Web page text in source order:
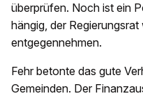
überprüfen. Noch ist ein
hängig, der Regierungsrat
entgegennehmen.
Fehr betonte das gute
Gemeinden. Der